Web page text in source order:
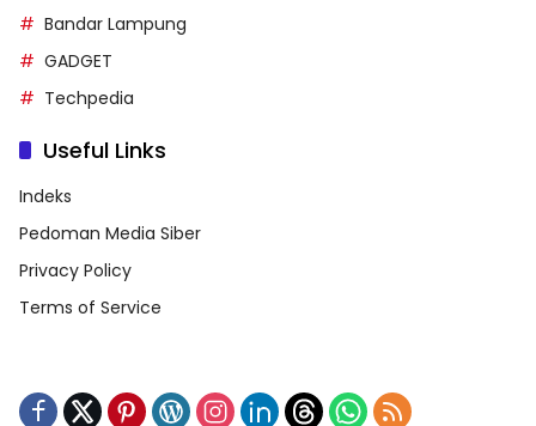
Bandar Lampung
GADGET
Techpedia
Useful Links
Indeks
Pedoman Media Siber
Privacy Policy
Terms of Service